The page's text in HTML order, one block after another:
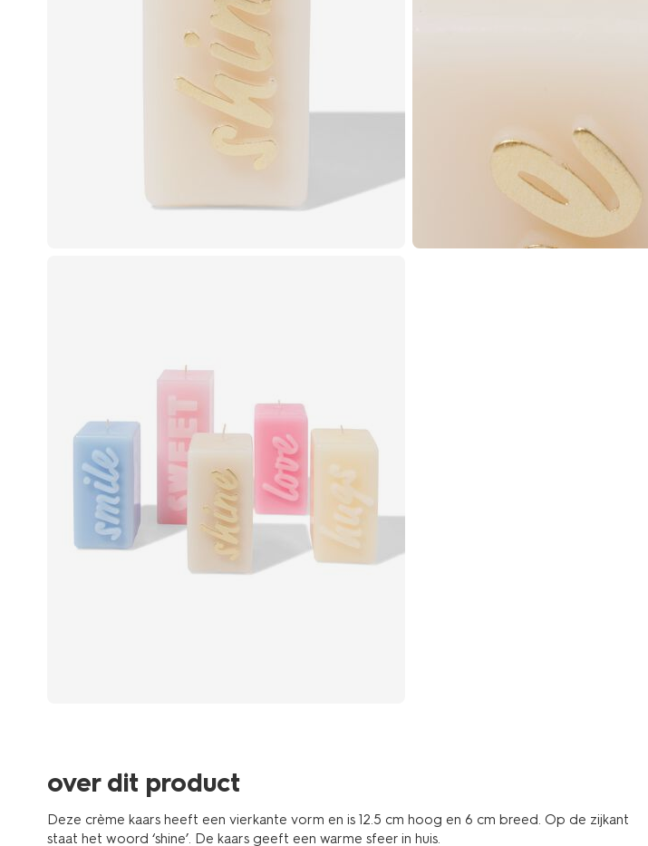
over dit product
Deze crème kaars heeft een vierkante vorm en is 12.5 cm hoog en 6 cm breed. Op de zijkant
staat het woord ‘shine’. De kaars geeft een warme sfeer in huis.